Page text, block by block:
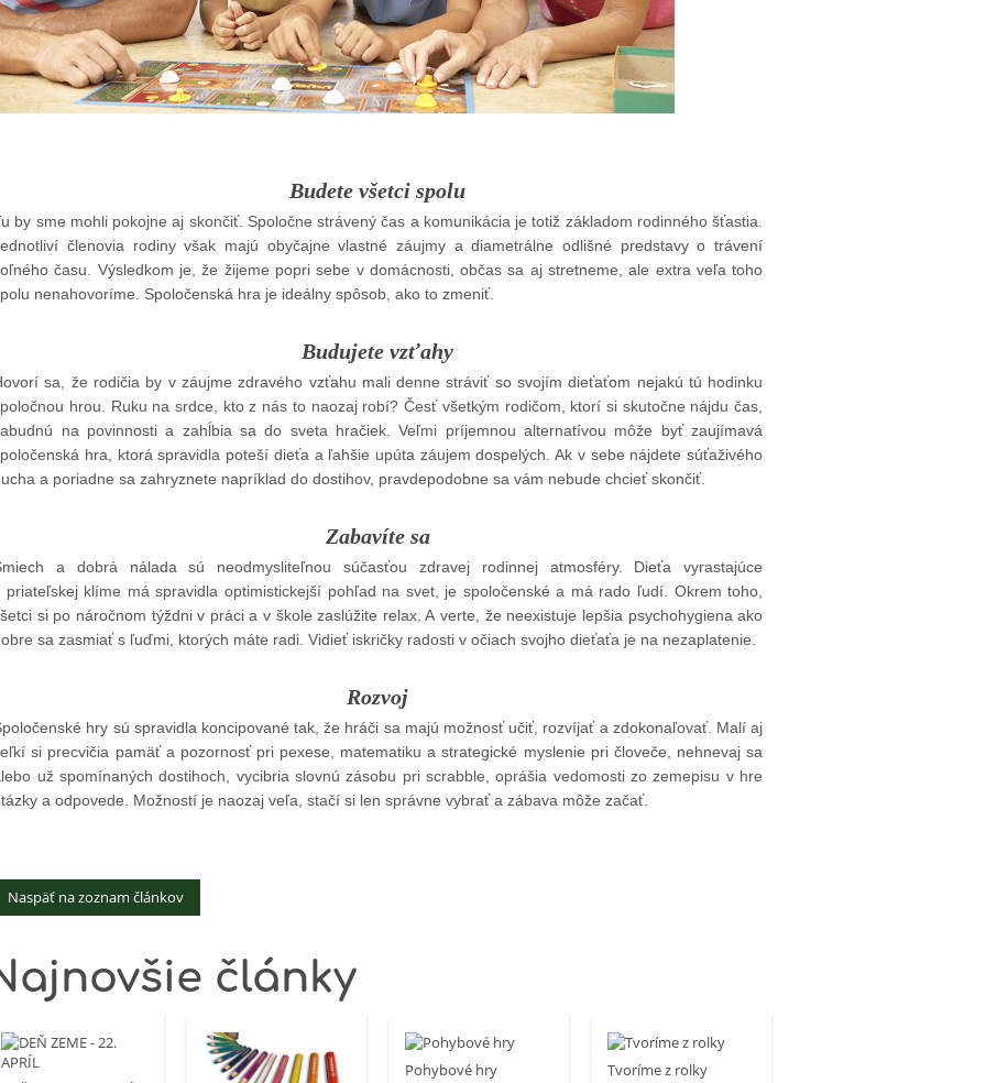
Budete všetci spolu
by sme mohli pokojne aj skončiť. Spoločne strávený čas a komunikácia je totiž základom rodinného šťastia.
členovia rodiny však majú obyčajne vlastné záujmy a diametrálne odlišné predstavy o trávení
času. Výsledkom je, že žijeme popri sebe v domácnosti, občas sa aj stretneme, ale extra veľa toho
nenahovoríme. Spoločenská hra je ideálny spôsob, ako to zmeniť.
Budujete vzťahy
sa, že rodičia by v záujme zdravého vzťahu mali denne stráviť so svojím dieťaťom nejakú tú hodinku
hrou. Ruku na srdce, kto z nás to naozaj robí? Česť všetkým rodičom, ktorí si skutočne nájdu čas,
na povinnosti a zahĺbia sa do sveta hračiek. Veľmi príjemnou alternatívou môže byť zaujímavá
hra, ktorá spravidla poteší dieťa a ľahšie upúta záujem dospelých. Ak v sebe nájdete súťaživého
a poriadne sa zahryznete napríklad do dostihov, pravdepodobne sa vám nebude chcieť skončiť.
Zabavíte sa
a dobrá nálada sú neodmysliteľnou súčasťou zdravej rodinnej atmosféry. Dieťa vyrastajúce
priateľskej klíme má spravidla optimistickejší pohľad na svet, je spoločenské a má rado ľudí. Okrem toho,
si po náročnom týždni v práci a v škole zaslúžite relax. A verte, že neexistuje lepšia psychohygiena ako
sa zasmiať s ľuďmi, ktorých máte radi. Vidieť iskričky radosti v očiach svojho dieťaťa je na nezaplatenie.
Rozvoj
hry sú spravidla koncipované tak, že hráči sa majú možnosť učiť, rozvíjať a zdokonaľovať. Malí aj
si precvičia pamäť a pozornosť pri pexese, matematiku a strategické myslenie pri človeče, nehnevaj sa
už spomínaných dostihoch, vycibria slovnú zásobu pri scrabble, oprášia vedomosti zo zemepisu v hre
a odpovede. Možností je naozaj veľa, stačí si len správne vybrať a zábava môže začať.
Naspäť na zoznam článkov
články
Pohybové hry Tvoríme z rolky